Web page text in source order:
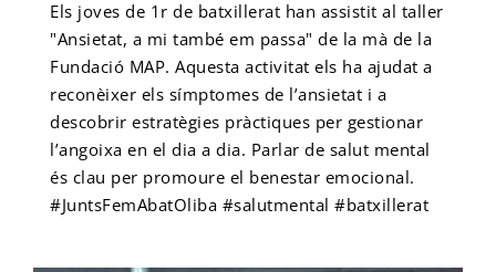
Els joves de 1r de batxillerat han assistit al taller
"Ansietat, a mi també em passa" de la mà de la
Fundació MAP. Aquesta activitat els ha ajudat a
reconèixer els símptomes de l’ansietat i a
descobrir estratègies pràctiques per gestionar
l’angoixa en el dia a dia. Parlar de salut mental
és clau per promoure el benestar emocional.
#JuntsFemAbatOliba #salutmental #batxillerat